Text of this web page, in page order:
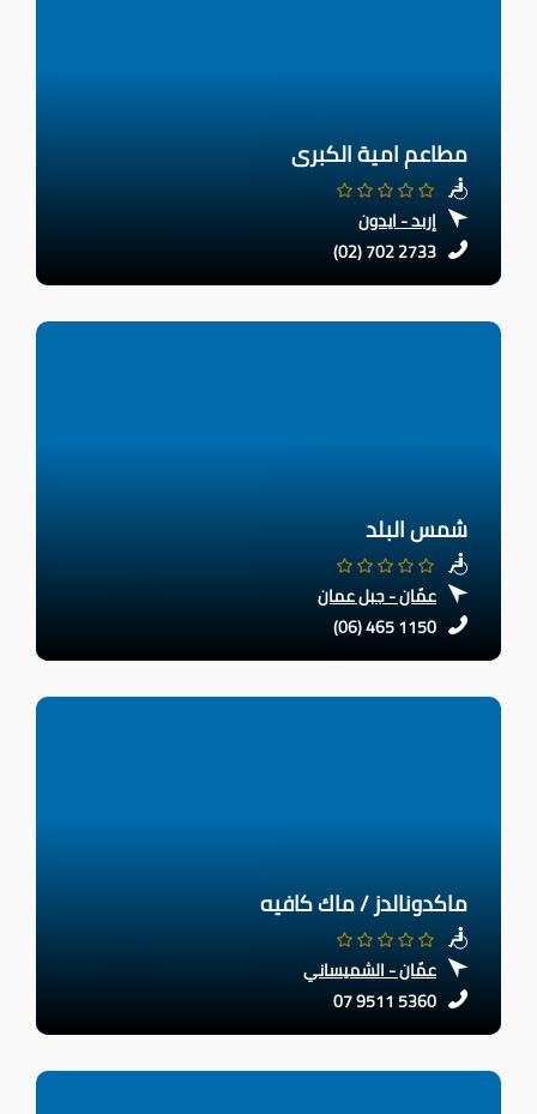
مطاعم امية الكبرى
إربد - ايدون
(02) 702 2733
شمس البلد
عمّان - جبل عمان
(06) 465 1150
ماكدونالدز / ماك كافيه
عمّان - الشميساني
07 9511 5360